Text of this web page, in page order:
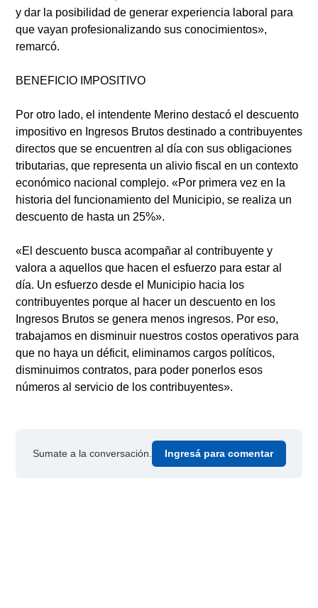
y dar la posibilidad de generar experiencia laboral para
que vayan profesionalizando sus conocimientos»,
remarcó.
BENEFICIO IMPOSITIVO
Por otro lado, el intendente Merino destacó el descuento
impositivo en Ingresos Brutos destinado a contribuyentes
directos que se encuentren al día con sus obligaciones
tributarias, que representa un alivio fiscal en un contexto
económico nacional complejo. «Por primera vez en la
historia del funcionamiento del Municipio, se realiza un
descuento de hasta un 25%».
«El descuento busca acompañar al contribuyente y
valora a aquellos que hacen el esfuerzo para estar al
día. Un esfuerzo desde el Municipio hacia los
contribuyentes porque al hacer un descuento en los
Ingresos Brutos se genera menos ingresos. Por eso,
trabajamos en disminuir nuestros costos operativos para
que no haya un déficit, eliminamos cargos políticos,
disminuimos contratos, para poder ponerlos esos
números al servicio de los contribuyentes».
Sumate a la conversación. Ingresá para comentar